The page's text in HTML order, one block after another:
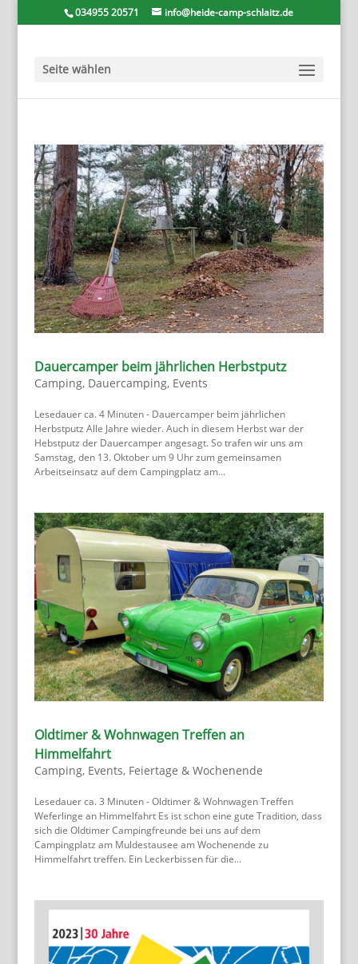
034955 20571 info@heide-camp-schlaitz.de
Seite wählen
Dauercamper beim jährlichen Herbstputz
Camping, Dauercamping, Events
Lesedauer ca. 4 Minuten - Dauercamper beim jährlichen
Herbstputz Alle Jahre wieder. Auch in diesem Herbst war der
Hebstputz der Dauercamper angesagt. So trafen wir uns am
Samstag, den 13. Oktober um 9 Uhr zum gemeinsamen
Arbeitseinsatz auf dem Campingplatz am...
Oldtimer & Wohnwagen Treffen an
Himmelfahrt
Camping, Events, Feiertage & Wochenende
Lesedauer ca. 3 Minuten - Oldtimer & Wohnwagen Treffen
Weferlinge an Himmelfahrt Es ist schon eine gute Tradition, dass
sich die Oldtimer Campingfreunde bei uns auf dem
Campingplatz am Muldestausee am Wochenende zu
Himmelfahrt treffen. Ein Leckerbissen für die...